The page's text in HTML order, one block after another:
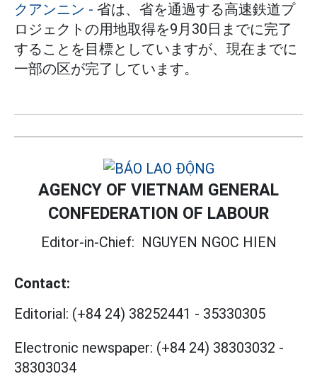
クアンニン - 省は、省を通過する高速鉄道プ
ロジェクトの用地取得を9月30日までに完了
することを目標としていますが、現在までに
一部の区が完了しています。
AGENCY OF VIETNAM GENERAL
CONFEDERATION OF LABOUR
Editor-in-Chief: NGUYEN NGOC HIEN
Contact:
Editorial: (+84 24) 38252441 - 35330305
Electronic newspaper: (+84 24) 38303032 -
38303034